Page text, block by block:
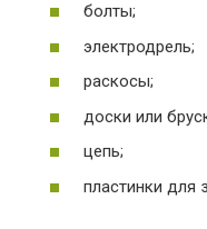
болты;
электродрель;
раскосы;
доски или
цепь;
пластинки для